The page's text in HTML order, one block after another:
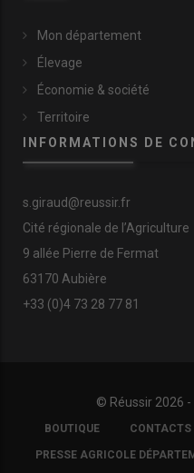
Mon département
Élevage
Économie & société
Territoire
INFORMATIONS DE
s.giraud@reussir.fr
Cité régionale de l’Agriculture
9 allée Pierre de Fermat
63170 Aubière
+33 (0)4 73 28 77 81
© Réussir 2026
FOOTER
COPYRIGHT
BOUTIQUE CONTACTS
PRESSE AGRICOLE